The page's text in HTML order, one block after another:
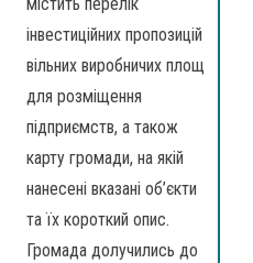
інвестиційних пропозицій
вільних виробничих площ
для розміщення
підприємств, а також
карту громади, на якій
нанесені вказані об’єкти
та їх короткий опис.
Громада долучились до